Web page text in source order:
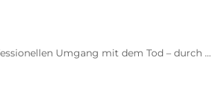
Umgang mit dem Tod – durch ...